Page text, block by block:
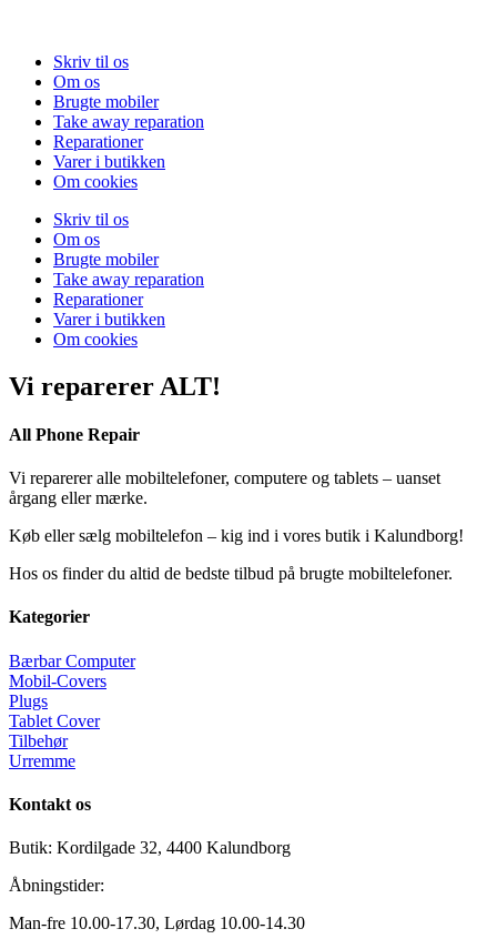
Skriv til os
Om os
Brugte mobiler
Take away reparation
Reparationer
Varer i butikken
Om cookies
Skriv til os
Om os
Brugte mobiler
Take away reparation
Reparationer
Varer i butikken
Om cookies
Vi reparerer ALT!
All Phone Repair
Vi reparerer alle mobiltelefoner, computere og tablets – uanset
årgang eller mærke.
Køb eller sælg mobiltelefon – kig ind i vores butik i Kalundborg!
Hos os finder du altid de bedste tilbud på brugte mobiltelefoner.
Kategorier
Bærbar Computer
Mobil-Covers
Plugs
Tablet Cover
Tilbehør
Urremme
Kontakt os
Butik: Kordilgade 32, 4400 Kalundborg
Åbningstider:
Man-fre 10.00-17.30, Lørdag 10.00-14.30